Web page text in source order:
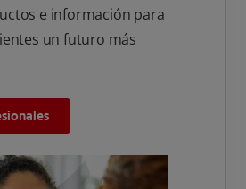
e información para
un futuro más